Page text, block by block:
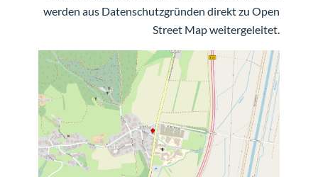
werden aus Datenschutzgründen direkt zu Open
Street Map weitergeleitet.